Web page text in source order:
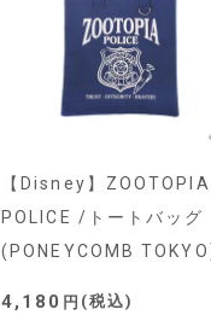
【Disney】ZOOTOPIA
POLICE /トートバッグ
(PONEYCOMB
4,180 税込